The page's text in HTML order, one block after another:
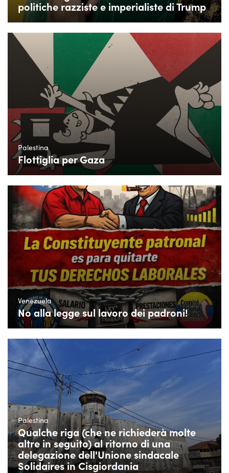
politiche razziste e imperialiste di Trump
Palestina
Flottiglia per Gaza
Venezuela
No alla legge sul lavoro dei padroni!
Palestina
Qualche riga (che ne richiederà molte
altre in seguito) al ritorno di una
delegazione dell'Unione sindacale
Solidaires in Cisgiordania